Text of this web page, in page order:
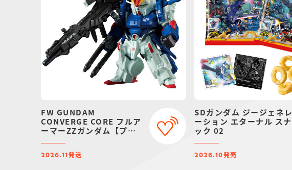
FW GUNDAM
CONVERGE CORE フルア
ーマーZZガンダム【プレ
2026.11 発送
SDガンダム ジージェネレ
ーション エターナル スナ
ック 02
2026.10発売